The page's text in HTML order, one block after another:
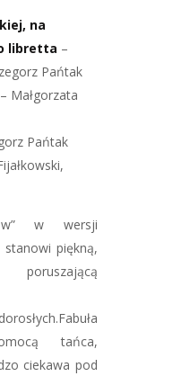
na
libretta –
Pańtak
– Małgorzata
Pańtak
w wersji
piękną,
poruszającą
tańca,
ciekawa pod